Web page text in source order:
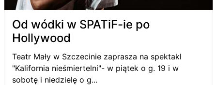
Od wódki w SPATiF-ie po
Hollywood
Teatr Mały w Szczecinie zaprasza na spektakl
"Kalifornia nieśmiertelni"- w piątek o g. 19 i w
sobotę i niedzielę o g...